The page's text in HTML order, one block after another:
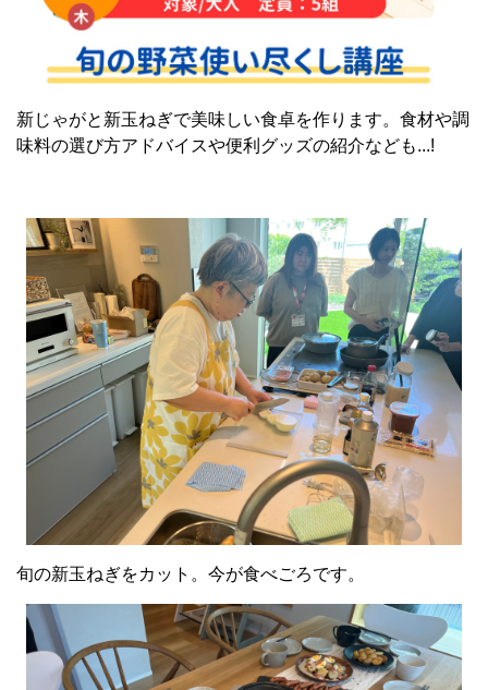
新じゃがと新玉ねぎで美味しい食卓を作ります。食材や調
味料の選び方アドバイスや便利グッズの紹介なども...!
旬の新玉ねぎをカット。今が食べごろです。